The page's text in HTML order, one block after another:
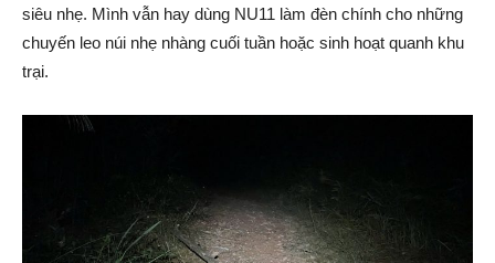
siêu nhẹ. Mình vẫn hay dùng NU11 làm đèn chính cho những
chuyến leo núi nhẹ nhàng cuối tuần hoặc sinh hoạt quanh khu
trại.